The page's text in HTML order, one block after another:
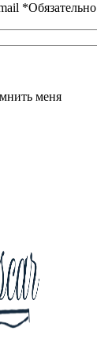
*Обязательно
меня